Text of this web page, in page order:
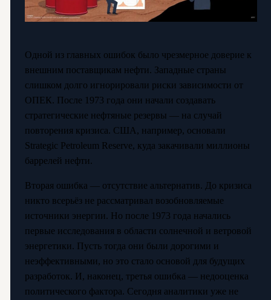
Одной из главных ошибок было чрезмерное доверие к
внешним поставщикам нефти. Западные страны
слишком долго игнорировали риски зависимости от
ОПЕК. После 1973 года они начали создавать
стратегические нефтяные резервы — на случай
повторения кризиса. США, например, основали
Strategic Petroleum Reserve, куда закачивали миллионы
баррелей нефти.
Вторая ошибка — отсутствие альтернатив. До кризиса
никто всерьёз не рассматривал возобновляемые
источники энергии. Но после 1973 года начались
первые исследования в области солнечной и ветровой
энергетики. Пусть тогда они были дорогими и
неэффективными, но это стало основой для будущих
разработок. И, наконец, третья ошибка — недооценка
политического фактора. Сегодня аналитики уже не